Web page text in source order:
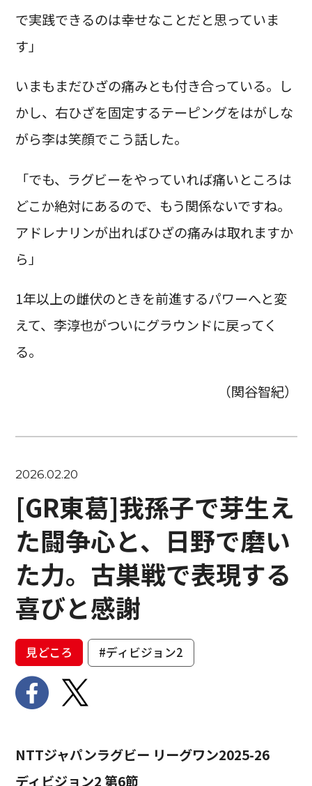
で実践できるのは幸せなことだと思っていま
す」
いまもまだひざの痛みとも付き合っている。し
かし、右ひざを固定するテーピングをはがしな
がら李は笑顔でこう話した。
「でも、ラグビーをやっていれば痛いところは
どこか絶対にあるので、もう関係ないですね。
アドレナリンが出ればひざの痛みは取れますか
ら」
1年以上の雌伏のときを前進するパワーへと変
えて、李淳也がついにグラウンドに戻ってく
る。
（関谷智紀）
2026.02.20
[GR東葛]我孫子で芽生え
た闘争心と、日野で磨い
た力。古巣戦で表現する
喜びと感謝
見どころ #ディビジョン2
NTTジャパンラグビー リーグワン2025-26
ディビジョン2 第6節